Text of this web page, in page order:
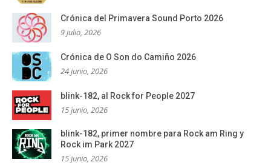
Crónica del Primavera Sound Porto 2026
9 julio, 2026
Crónica de O Son do Camiño 2026
24 junio, 2026
blink-182, al Rock for People 2027
15 junio, 2026
blink-182, primer nombre para Rock am Ring y
Rock im Park 2027
15 junio, 2026